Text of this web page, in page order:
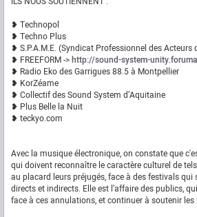
❥ Technopol
❥ Techno Plus
❥ S.P.A.M.E. (Syndicat Professionnel des
❥ FREEFORM ->http://sound-system-
❥ Radio Eko des Garrigues 88.5 à Montpellier
❥ KorZéame
❥ Collectif des Sound System d’Aquitaine
❥ Plus Belle la Nuit
❥ teckyo.com
Avec la musique électronique, on constate que
qui doivent reconnaître le caractère culturel de
au placard leurs préjugés, face à des festivals qui
directs et indirects. Elle est l’affaire des publics,
face à ces annulations, et continuer à soutenir